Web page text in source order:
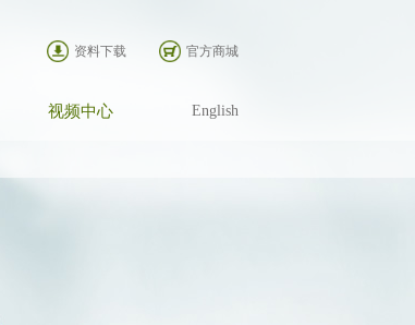
资料下载 官方商城
视频中心 English